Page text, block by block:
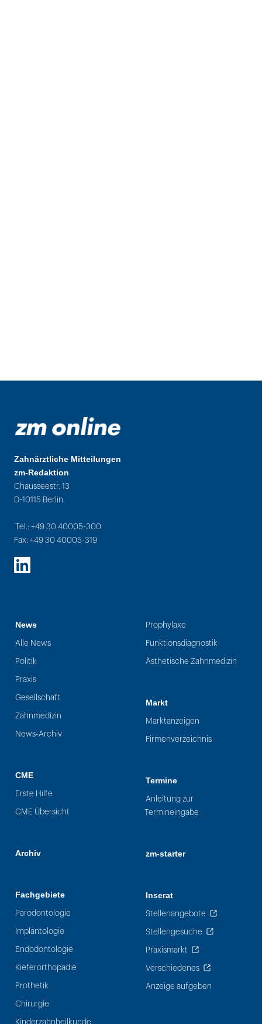
Zahnärztliche Mitteilungen
zm-Redaktion
Chausseestr. 13
D-10115 Berlin
Tel.: +49 30 40005-300
Fax: +49 30 40005-319
LinkedIn
News
Alle News
Politik
Praxis
Gesellschaft
Zahnmedizin
News-Archiv
CME
Erste Hilfe
CME Übersicht
Archiv
Fachgebiete
Parodontologie
Implantologie
Endodontologie
Kieferorthopädie
Prothetik
Chirurgie
Kinderzahnheilkunde
Prophylaxe
Funktionsdiagnostik
Ästhetische Zahnmedizin
Markt
Marktanzeigen
Firmenverzeichnis
Termine
Anleitung zur
Termineingabe
zm-starter
Inserat
Stellenangebote
Stellengesuche
Praxismarkt
Verschiedenes
Anzeige aufgeben